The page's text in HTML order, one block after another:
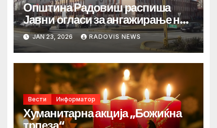
Општина Радовиш распиша
Јавни огласи за ангажирање на
лица
JAN 23, 2026 RADOVIS NEWS
Вести Информатор
Хуманитарна акција „Божиќна